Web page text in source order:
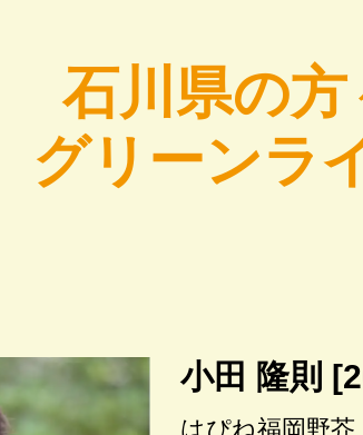
石川県の
グリーンラ
小田 隆則
はぴね福岡野